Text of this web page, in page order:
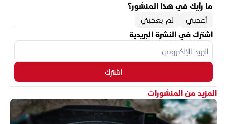
ما رأيك في هذا المنشور؟
أعجبني
لم يعجبني
اشترك في النشرة البريدية
اشترك
المزيد من المنشورات